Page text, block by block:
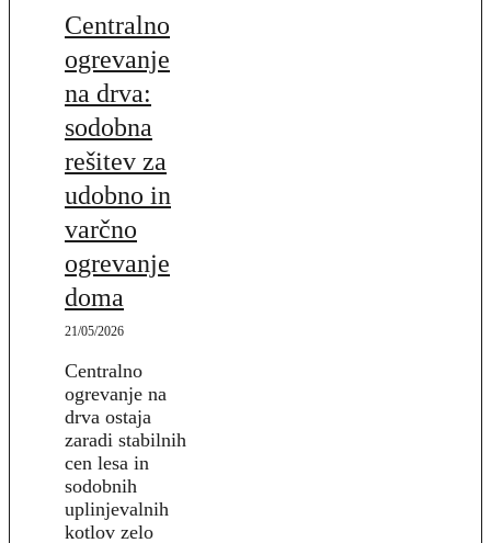
Centralno
ogrevanje
na drva:
sodobna
rešitev za
udobno in
varčno
ogrevanje
doma
21/05/2026
Centralno
ogrevanje na
drva ostaja
zaradi stabilnih
cen lesa in
sodobnih
uplinjevalnih
kotlov zelo